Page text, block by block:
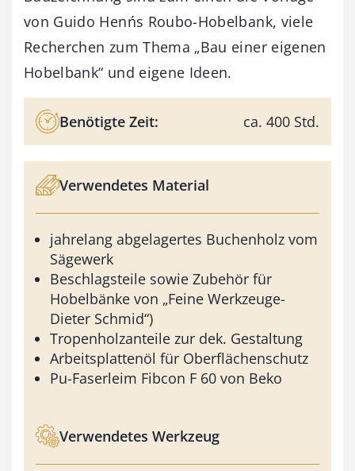
von Guido Henńs Roubo-Hobelbank, viele
Recherchen zum Thema „Bau einer eigenen
Hobelbank“ und eigene Ideen.
Benötigte Zeit: ca. 400 Std.
Verwendetes Material
jahrelang abgelagertes Buchenholz vom
Sägewerk
Beschlagsteile sowie Zubehör für
Hobelbänke von „Feine Werkzeuge-
Dieter Schmid“)
Tropenholzanteile zur dek. Gestaltung
Arbeitsplattenöl für Oberflächenschutz
Pu-Faserleim Fibcon F 60 von Beko
Verwendetes Werkzeug